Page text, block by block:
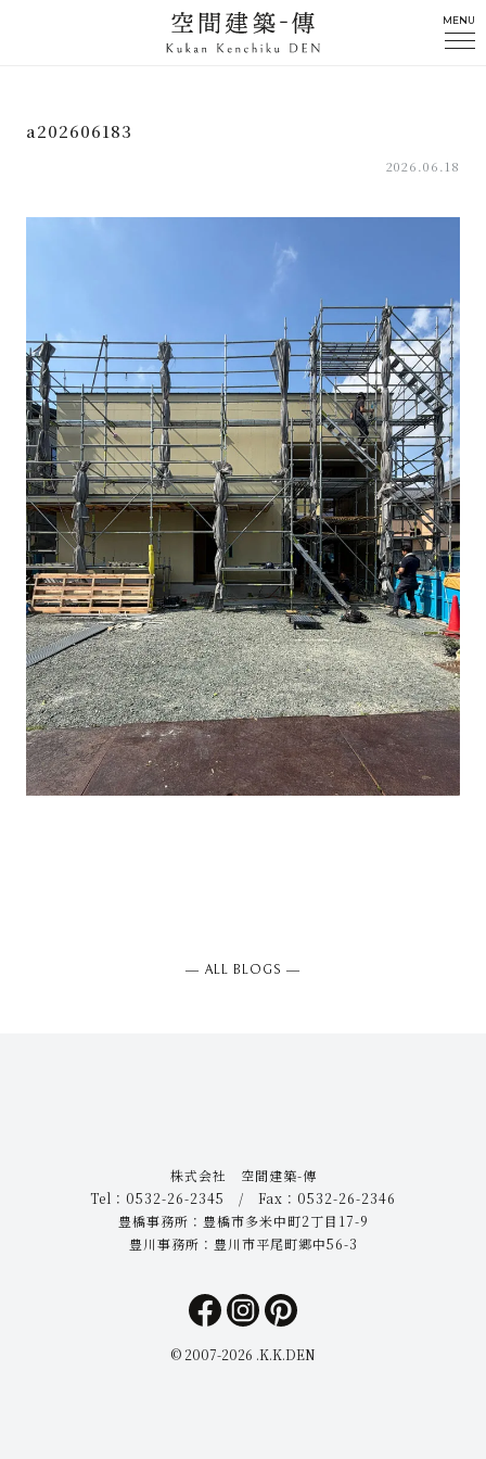
MENU
a202606183
2026.06.18
― ALL BLOGS ―
株式会社 空間建築-傳
Tel：0532-26-2345 / Fax：0532-26-2346
豊橋事務所：豊橋市多米中町2丁目17-9
豊川事務所：豊川市平尾町郷中56-3
© 2007-2026 .K.K.DEN